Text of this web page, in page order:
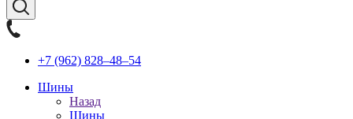
+7 (962) 828‒48‒54
Шины
Назад
Шины